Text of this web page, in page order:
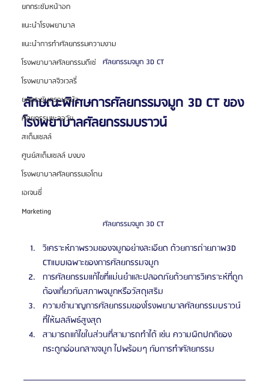
ยกกระชับหน้าอก
แนะนำโรงพยาบาล
แนะนำการทำศัลยกรรมความงาม
โรงพยาบาลศัลยกรรมดีเซ่
โรงพยาบาลจิวเวลรี่
ยกกระชับกรอบหน้า
ศัลยกรรมชะลอวัย
สเต็มเซลล์
ศูนย์สเต็มเซลล์ บงบง
โรงพยาบาลศัลยกรรมเอโตน
เอเจนซี่
Marketing
ศัลยกรรมจมูก 3D CT
ลักษณะพิเศษการศัลยกรรมจมูก 3D CT ของ
โรงพยาบาลศัลยกรรมบราวน์
ศัลยกรรมจมูก 3D CT
วิเคราะห์ภาพรวมของจมูกอย่างละเอียด ด้วยการถ่ายภาพ3D
CTแบบเฉพาะของการศัลยกรรมจมูก
การศัลยกรรมแก้ไขที่แม่นยำและปลอดภัยด้วยการวิเคราะห์ที่ถูก
ต้องเกี่ยวกับสภาพจมูกหรือวัสดุเสริม
ความชำนาญการศัลยกรรมของโรงพยาบาลศัลยกรรมบราวน์
ที่ให้ผลลัพธ์สูงสุด
สามารถแก้ไขในส่วนที่สามารถทำได้ เช่น ความผิดปกติของ
กระดูกอ่อนกลางจมูก ไปพร้อมๆ กับการทำศัลยกรรม